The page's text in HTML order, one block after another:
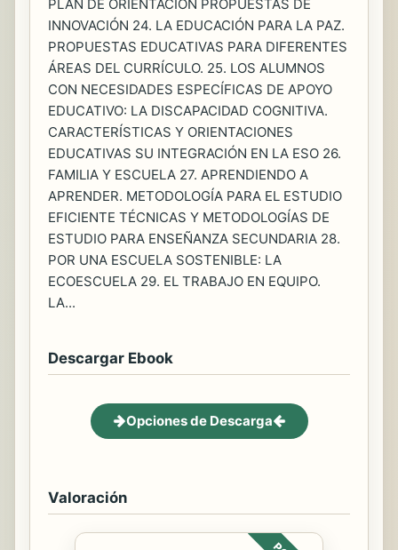
PLAN DE ORIENTACIÓN PROPUESTAS DE
INNOVACIÓN 24. LA EDUCACIÓN PARA LA PAZ.
PROPUESTAS EDUCATIVAS PARA DIFERENTES
ÁREAS DEL CURRÍCULO. 25. LOS ALUMNOS
CON NECESIDADES ESPECÍFICAS DE APOYO
EDUCATIVO: LA DISCAPACIDAD COGNITIVA.
CARACTERÍSTICAS Y ORIENTACIONES
EDUCATIVAS SU INTEGRACIÓN EN LA ESO 26.
FAMILIA Y ESCUELA 27. APRENDIENDO A
APRENDER. METODOLOGÍA PARA EL ESTUDIO
EFICIENTE TÉCNICAS Y METODOLOGÍAS DE
ESTUDIO PARA ENSEÑANZA SECUNDARIA 28.
POR UNA ESCUELA SOSTENIBLE: LA
ECOESCUELA 29. EL TRABAJO EN EQUIPO.
LA...
Descargar Ebook
Opciones de Descarga
Valoración